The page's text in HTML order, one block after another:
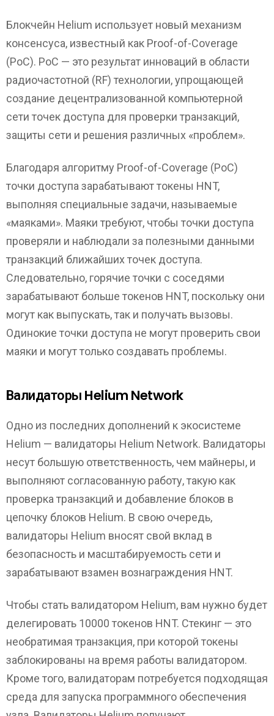
Блокчейн Helium использует новый механизм
консенсуса, известный как Proof-of-Coverage
(PoC). PoC — это результат инноваций в области
радиочастотной (RF) технологии, упрощающей
создание децентрализованной компьютерной
сети точек доступа для проверки транзакций,
защиты сети и решения различных «проблем».
Благодаря алгоритму Proof-of-Coverage (PoC)
точки доступа зарабатывают токены HNT,
выполняя специальные задачи, называемые
«маяками». Маяки требуют, чтобы точки доступа
проверяли и наблюдали за полезными данными
транзакций ближайших точек доступа.
Следовательно, горячие точки с соседями
зарабатывают больше токенов HNT, поскольку они
могут как выпускать, так и получать вызовы.
Одинокие точки доступа не могут проверить свои
маяки и могут только создавать проблемы.
Валидаторы Helium Network
Одно из последних дополнений к экосистеме
Helium — валидаторы Helium Network. Валидаторы
несут большую ответственность, чем майнеры, и
выполняют согласованную работу, такую ​​как
проверка транзакций и добавление блоков в
цепочку блоков Helium. В свою очередь,
валидаторы Helium вносят свой вклад в
безопасность и масштабируемость сети и
зарабатывают взамен вознаграждения HNT.
Чтобы стать валидатором Helium, вам нужно будет
делегировать 10000 токенов HNT. Стекинг — это
необратимая транзакция, при которой токены
заблокированы на время работы валидатором.
Кроме того, валидаторам потребуется подходящая
среда для запуска программного обеспечения